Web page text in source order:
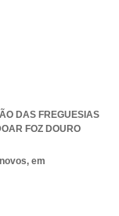
DAS FREGUESIAS
FOZ DOURO
em